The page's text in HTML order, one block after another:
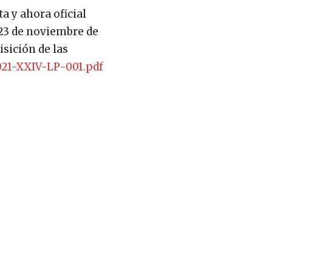
y ahora oficial
de noviembre de
de las
XXIV-LP-001.pdf